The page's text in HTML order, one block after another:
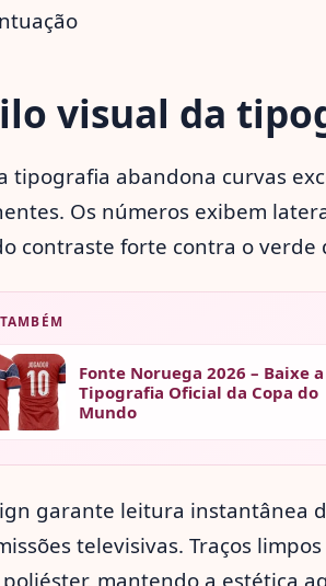
visual da
tipografia abandona curvas
Os números exibem
contraste forte contra o verde
Fonte Noruega 2026 – Baixe a
Tipografia Oficial da Copa do
Mundo
garante leitura instantânea
televisivas. Traços
mantendo a estética